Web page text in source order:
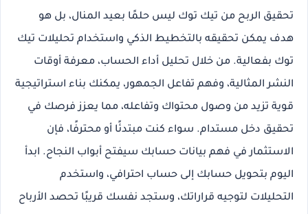
تحقيق الربح من تيك توك ليس حلمًا بعيد المنال، بل هو
هدف يمكن تحقيقه بالتخطيط الذكي واستخدام تحليلات تيك
توك بفعالية. من خلال تحليل أداء الحساب، معرفة أوقات
النشر المثالية، وفهم تفاعل الجمهور، يمكنك بناء استراتيجية
قوية تزيد من وصول محتواك وتفاعله، مما يعزز فرصك في
تحقيق دخل مستدام. سواء كنت مبتدئًا أو محترفًا، فإن
الاستثمار في فهم بيانات حسابك سيفتح أبواب النجاح. ابدأ
اليوم بتحويل حسابك إلى حساب احترافي، واستخدم
التحليلات لتوجيه قراراتك، وستجد نفسك قريبًا تحصد الأرباح